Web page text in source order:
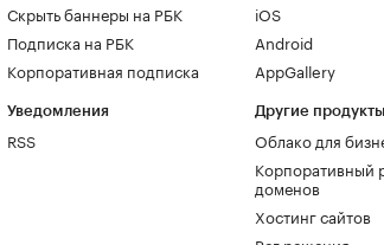
Скрыть баннеры на РБК
Подписка на РБК
Корпоративная подписка
Уведомления
RSS
iOS
Android
AppGallery
Другие
Облако для
Корпоративный
доменов
Хостинг сайтов